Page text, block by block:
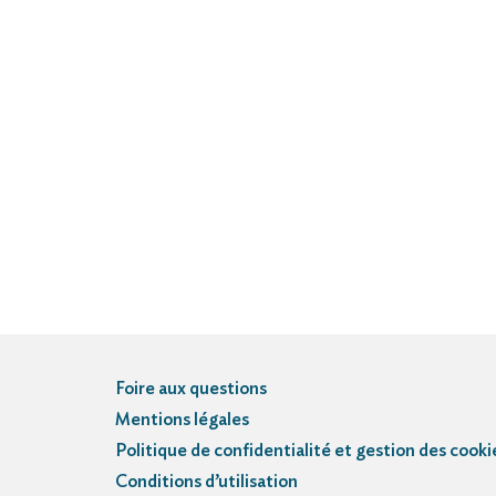
Foire aux questions
Mentions légales
Politique de confidentialité et gestion des
Conditions d’utilisation